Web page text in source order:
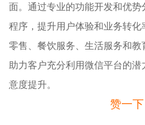
面。通过专业的功能开发和优
程序，提升用户体验和业务转
零售、餐饮服务、生活服务和
助力客户充分利用微信平台的
意度提升。
赞一下